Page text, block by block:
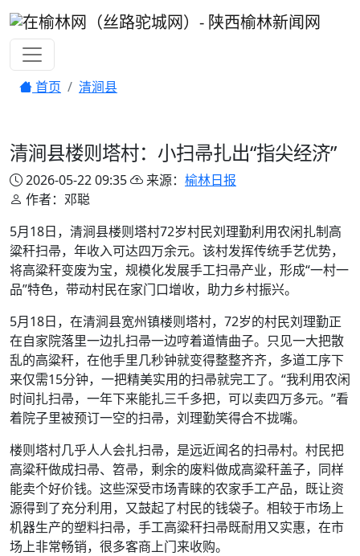
首页 清涧县
清涧县楼则塔村：小扫帚扎出“指尖经济”
2026-05-22 09:35 来源： 榆林日报
作者：邓聪
5月18日，清涧县楼则塔村72岁村民刘理勤利用农闲扎制高
粱秆扫帚，年收入可达四万余元。该村发挥传统手艺优势，
将高粱秆变废为宝，规模化发展手工扫帚产业，形成“一村一
品”特色，带动村民在家门口增收，助力乡村振兴。
5月18日，在清涧县宽州镇楼则塔村，72岁的村民刘理勤正
在自家院落里一边扎扫帚一边哼着道情曲子。只见一大把散
乱的高粱秆，在他手里几秒钟就变得整整齐齐，多道工序下
来仅需15分钟，一把精美实用的扫帚就完工了。“我利用农闲
时间扎扫帚，一年下来能扎三千多把，可以卖四万多元。”看
着院子里被预订一空的扫帚，刘理勤笑得合不拢嘴。
楼则塔村几乎人人会扎扫帚，是远近闻名的扫帚村。村民把
高粱秆做成扫帚、笤帚，剩余的废料做成高粱秆盖子，同样
能卖个好价钱。这些深受市场青睐的农家手工产品，既让资
源得到了充分利用，又鼓起了村民的钱袋子。相较于市场上
机器生产的塑料扫帚，手工高粱秆扫帚既耐用又实惠，在市
场上非常畅销，很多客商上门来收购。